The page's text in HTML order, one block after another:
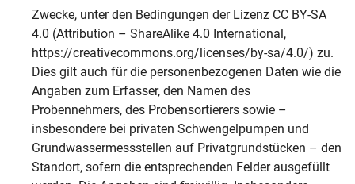
Zwecke, unter den Bedingungen der Lizenz CC BY-SA
4.0 (Attribution – ShareAlike 4.0 International,
https://creativecommons.org/licenses/by-sa/4.0/) zu.
Dies gilt auch für die personenbezogenen Daten wie die
Angaben zum Erfasser, den Namen des
Probennehmers, des Probensortierers sowie –
insbesondere bei privaten Schwengelpumpen und
Grundwassermessstellen auf Privatgrundstücken – den
Standort, sofern die entsprechenden Felder ausgefüllt